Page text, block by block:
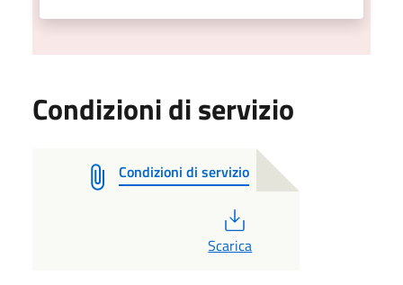
Condizioni di servizio
Condizioni di servizio
Scarica